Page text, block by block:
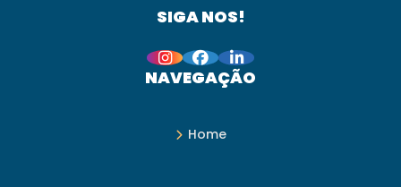
SIGA NOS!
NAVEGAÇÃO
Home